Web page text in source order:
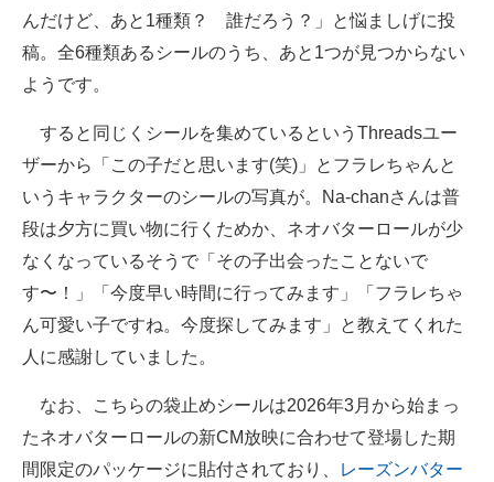
んだけど、あと1種類？ 誰だろう？」と悩ましげに投
稿。全6種類あるシールのうち、あと1つが見つからない
ようです。
すると同じくシールを集めているというThreadsユー
ザーから「この子だと思います(笑)」とフラレちゃんと
いうキャラクターのシールの写真が。Na-chanさんは普
段は夕方に買い物に行くためか、ネオバターロールが少
なくなっているそうで「その子出会ったことないで
す〜！」「今度早い時間に行ってみます」「フラレちゃ
ん可愛い子ですね。今度探してみます」と教えてくれた
人に感謝していました。
なお、こちらの袋止めシールは2026年3月から始まっ
たネオバターロールの新CM放映に合わせて登場した期
間限定のパッケージに貼付されており、
レーズンバター